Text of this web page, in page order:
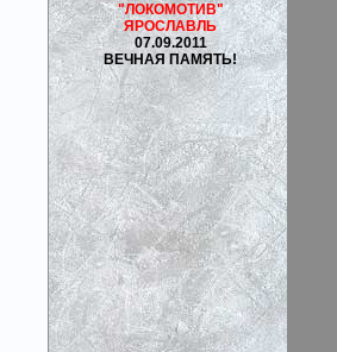
"ЛОКОМОТИВ"
ЯРОСЛАВЛЬ
07.09.2011
ВЕЧНАЯ ПАМЯТЬ!